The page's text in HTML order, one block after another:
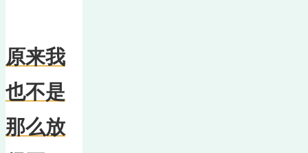
原来我
也不是
那么放